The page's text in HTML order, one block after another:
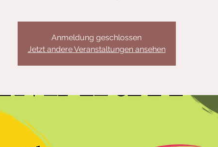
Anmeldung geschlossen
Jetzt andere Veranstaltungen ansehen